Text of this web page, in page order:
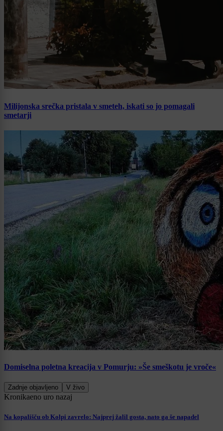
Milijonska srečka pristala v smeteh, iskati so jo pomagali
smetarji
Domiselna poletna kreacija v Pomurju: »Še smeškotu je vroče«
Zadnje objavljeno V živo
Kronikaeno uro nazaj
Na kopališču ob Kolpi zavrelo: Najprej žalil gosta, nato ga še napadel